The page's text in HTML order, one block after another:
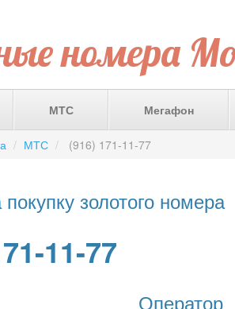
номера
МТС Мегафон
МТС (916) 171-11-77
золотого номера
11-77
Оператор